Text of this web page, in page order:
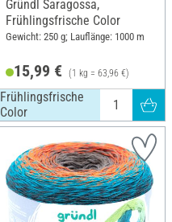
Gründl Saragossa,
Frühlingsfrische Color
Gewicht: 250 g; Lauflänge: 1000 m
15,99 € (1 kg = 63,96 €)
Frühlingsfrische
Color